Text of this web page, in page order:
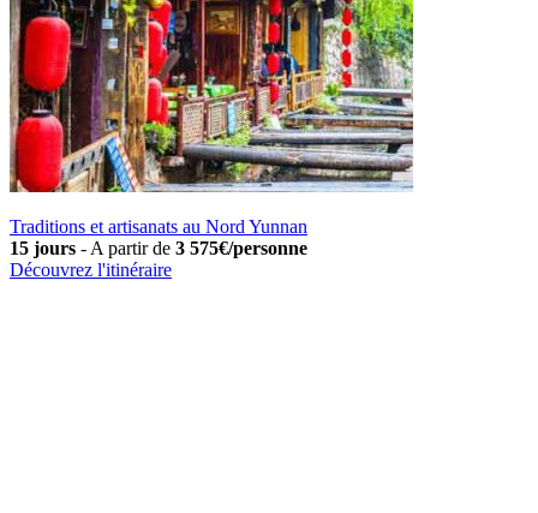
Traditions et artisanats au Nord Yunnan
15 jours - A partir de 3 575€/personne
Découvrez l'itinéraire